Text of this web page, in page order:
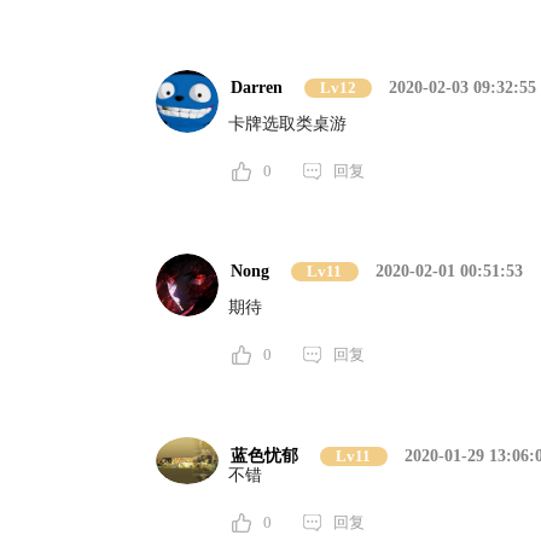
Darren Lv12
2020-02-03 09:32:55
卡牌选取类桌游
0 回复
Nong Lv11
2020-02-01 00:51:53
期待
0 回复
蓝色忧郁 Lv11
2020-01-29
不错
0 回复